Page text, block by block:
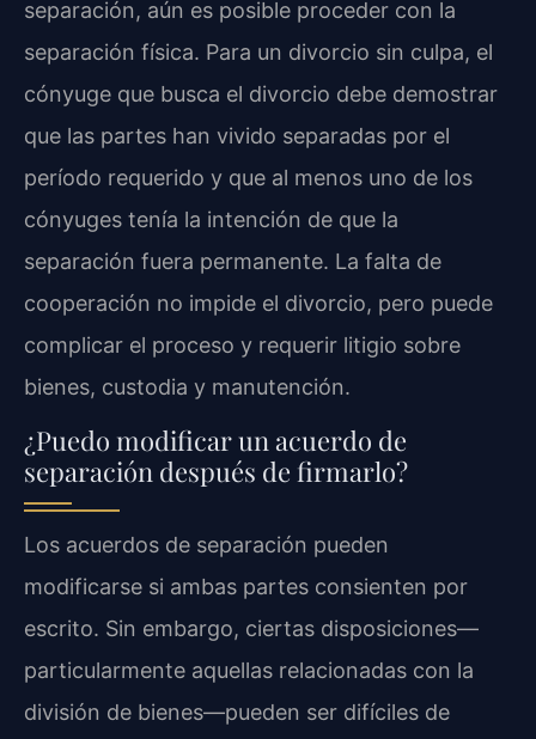
separación, aún es posible proceder con la
separación física. Para un divorcio sin culpa, el
cónyuge que busca el divorcio debe demostrar
que las partes han vivido separadas por el
período requerido y que al menos uno de los
cónyuges tenía la intención de que la
separación fuera permanente. La falta de
cooperación no impide el divorcio, pero puede
complicar el proceso y requerir litigio sobre
bienes, custodia y manutención.
¿Puedo modificar un acuerdo de
separación después de firmarlo?
Los acuerdos de separación pueden
modificarse si ambas partes consienten por
escrito. Sin embargo, ciertas disposiciones—
particularmente aquellas relacionadas con la
división de bienes—pueden ser difíciles de